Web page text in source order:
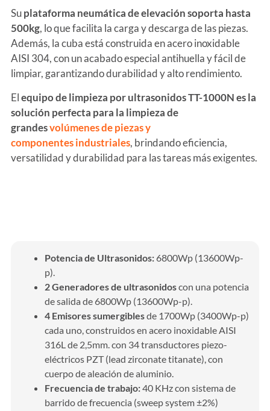
Suplataforma neumática de elevación soporta hasta
500kg, lo que facilita la carga y descarga de las piezas.
Además, la cuba está construida en acero inoxidable
AISI 304, con un acabado especial antihuella y fácil de
limpiar, garantizando durabilidad y alto rendimiento.
Elequipo de limpieza por ultrasonidos TT-1000N es la
solución perfecta para la limpieza de
grandesvolúmenes de piezas y
componentes industriales, brindando eficiencia,
versatilidad y durabilidad para las tareas más exigentes.
Potencia de Ultrasonidos: 6800Wp (13600Wp-
p).
2 Generadores de ultrasonidoscon una potencia
de salida de 6800Wp (13600Wp-p).
4 Emisores sumergiblesde 1700Wp (3400Wp-p)
cada uno, construidos en acero inoxidable AISI
316L de 2,5mm. con 34 transductores piezo-
eléctricos PZT (lead zirconate titanate), con
cuerpo de aleación de aluminio.
Frecuencia de trabajo:40 KHz con sistema de
barrido de frecuencia (sweep system ±2%)